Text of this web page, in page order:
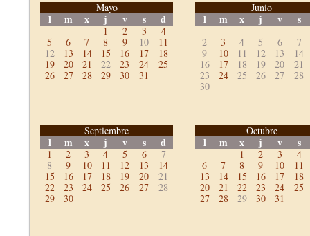
Mayo
l m x j v s d
1 2 3
4
5
6 7 8 9 10
11
12
13 14 15 16 17
18
19
20 21 22 23 24
25
26
27 28 29 30 31
Junio
l m x j v s
2 3 4 5 6
7
9
10 11 12 13
14
16
17 18 19 20
21
23
24 25 26 27
28
30
Septiembre
l m x j v s d
1 2 3 4 5 6
7
8
9 10 11 12 13
14
15
16 17 18 19 20
21
22
23 24 25 26 27
28
29
30
Octubre
l m x j v s
1 2 3
4
6
7 8 9 10
11
13
14 15 16 17
18
20
21 22 23 24
25
27
28 29 30 31